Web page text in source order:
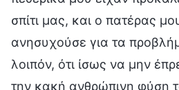
σπίτι μας, και ο πατέρας
ανησυχούσε για τα
λοιπόν, ότι ίσως να μην
την κακή ανθρώπινη φύση